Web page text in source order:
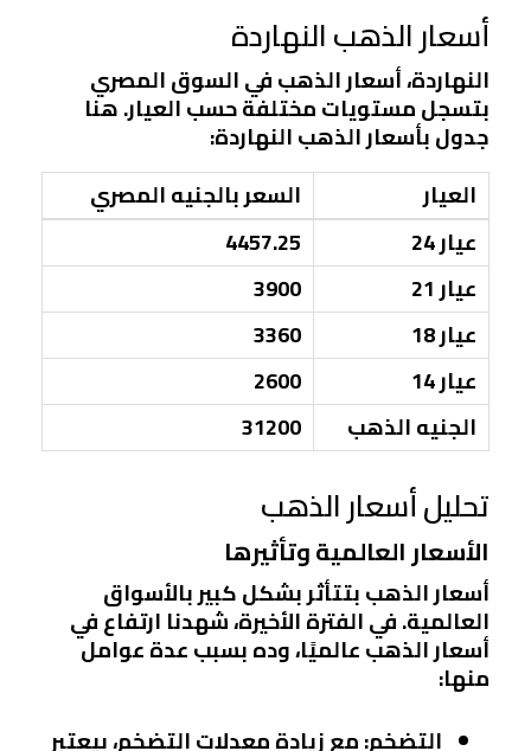
أسعار الذهب النهاردة
النهاردة، أسعار الذهب في السوق المصري
بتسجل مستويات مختلفة حسب العيار. هنا
جدول بأسعار الذهب النهاردة:
العيار
السعر بالجنيه المصري
عيار 24
4457.25
عيار 21
3900
عيار 18
3360
عيار 14
2600
الجنيه الذهب
31200
تحليل أسعار الذهب
الأسعار العالمية وتأثيرها
أسعار الذهب بتتأثر بشكل كبير بالأسواق
العالمية. في الفترة الأخيرة، شهدنا ارتفاع في
أسعار الذهب عالميًا، وده بسبب عدة عوامل
منها:
التضخم: مع زيادة معدلات التضخم، بيعتبر